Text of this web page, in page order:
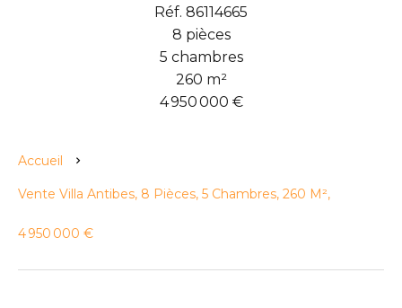
Réf. 86114665
8 pièces
5 chambres
260 m²
4 950 000 €
Accueil
Vente Villa Antibes, 8 Pièces, 5 Chambres, 260 M²,
4 950 000 €